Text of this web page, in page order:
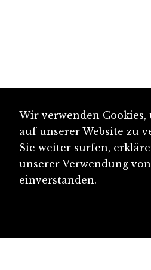
Wir verwenden
auf unserer Website zu
Sie weiter surfen,
unserer Verwendung
einverstanden.